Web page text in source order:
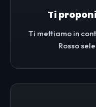
Ti
Ti mettiamo in
Rosso